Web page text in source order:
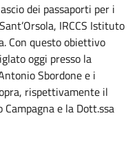
dei passaporti per i
IRCCS Istituto
Con questo obiettivo
oggi presso la
Sbordone e i
rispettivamente il
e la Dott.ssa